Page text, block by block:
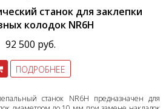
станок для заклепки
колодок NR6H
92 500 руб.
ПОДРОБНЕЕ
станок NR6H предназначен для